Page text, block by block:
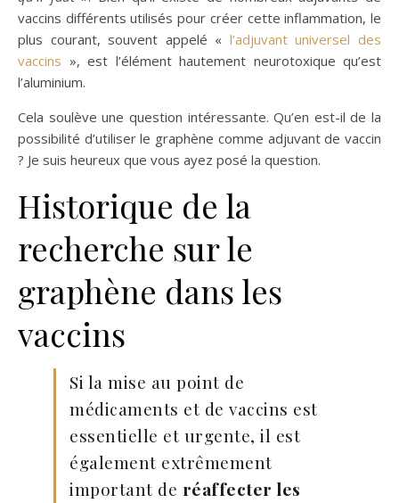
vaccins différents utilisés pour créer cette inflammation, le
plus courant, souvent appelé « l’adjuvant universel des
vaccins », est l’élément hautement neurotoxique qu’est
l’aluminium.
Cela soulève une question intéressante. Qu’en est-il de la
possibilité d’utiliser le graphène comme adjuvant de vaccin
? Je suis heureux que vous ayez posé la question.
Historique de la
recherche sur le
graphène dans les
vaccins
Si la mise au point de
médicaments et de vaccins est
essentielle et urgente, il est
également extrêmement
important de réaffecter les